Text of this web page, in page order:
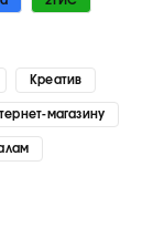
Креатив
магазину